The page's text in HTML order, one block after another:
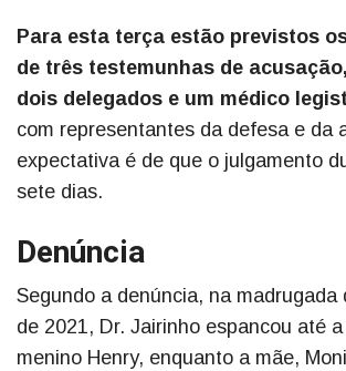
Para esta terça estão previstos
de três testemunhas de
dois delegados e um médico
com representantes da defesa e da
expectativa é de que o julgamento
sete dias.
Denúncia
Segundo a denúncia, na madrugada
de 2021, Dr. Jairinho espancou até
menino Henry, enquanto a mãe,